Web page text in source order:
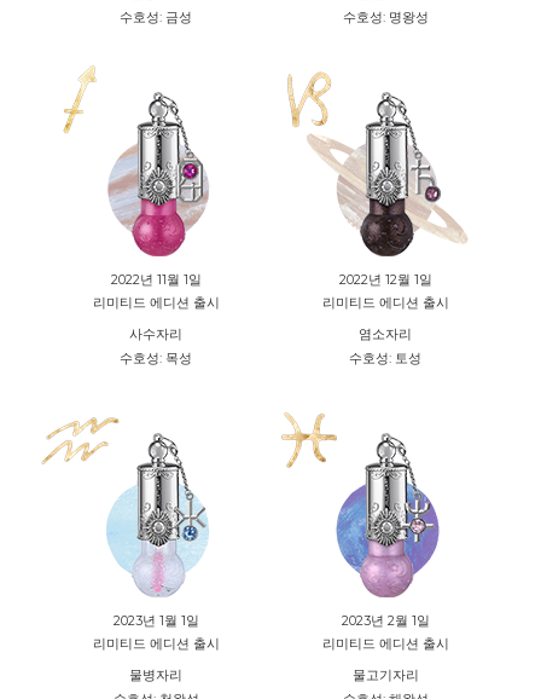
수호성: 금성
수호성: 명왕성
2022년 11월 1일
리미티드 에디션 출시
사수자리
수호성: 목성
2022년 12월 1일
리미티드 에디션 출시
염소자리
수호성: 토성
2023년 1월 1일
리미티드 에디션 출시
물병자리
2023년 2월 1일
리미티드 에디션 출시
물고기자리